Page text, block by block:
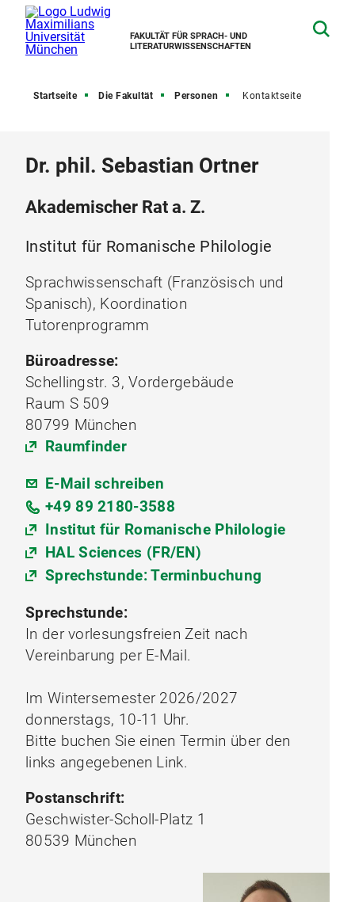
FAKULTÄT FÜR SPRACH- UND
LITERATURWISSENSCHAFTEN
Startseite Die Fakultät Personen Kontaktseite
Dr. phil. Sebastian Ortner
Akademischer Rat a. Z.
Institut für Romanische Philologie
Sprachwissenschaft (Französisch und
Spanisch), Koordination
Tutorenprogramm
Büroadresse:
Schellingstr. 3, Vordergebäude
Raum S 509
80799 München
Raumfinder
E-Mail schreiben
+49 89 2180-3588
Institut für Romanische Philologie
HAL Sciences (FR/EN)
Sprechstunde: Terminbuchung
Sprechstunde:
In der vorlesungsfreien Zeit nach
Vereinbarung per E-Mail.
Im Wintersemester 2026/2027
donnerstags, 10-11 Uhr.
Bitte buchen Sie einen Termin über den
links angegebenen Link.
Postanschrift:
Geschwister-Scholl-Platz 1
80539 München